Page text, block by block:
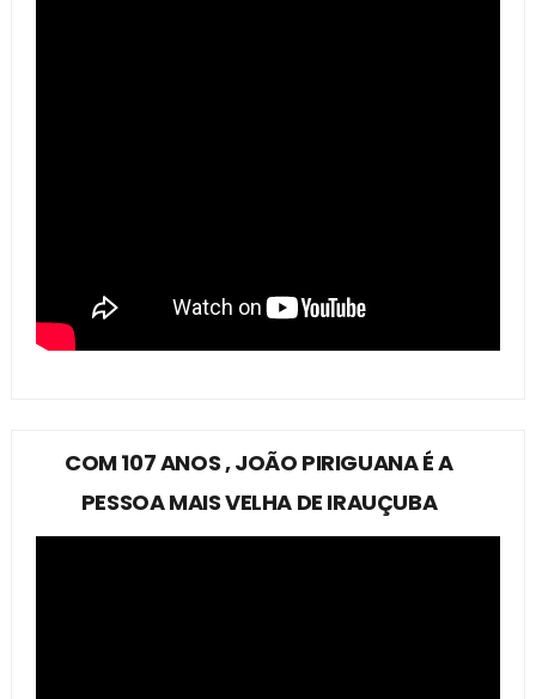
COM 107 ANOS , JOÃO PIRIGUANA É A
PESSOA MAIS VELHA DE IRAUÇUBA